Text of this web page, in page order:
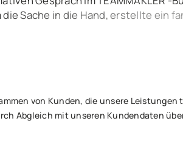
Sache in die Hand, erstellte ein
und Aktivitäten informiert. Nur
von Kunden, die unsere
Abgleich mit unseren Kundendaten